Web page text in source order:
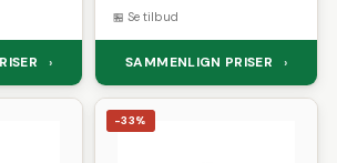
›
Se tilbud
SAMMENLIGN PRISER ›
-33%